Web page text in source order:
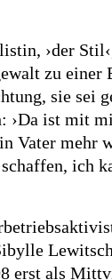
›der
zu
sie sei
ist mit
mehr
ich
erst als